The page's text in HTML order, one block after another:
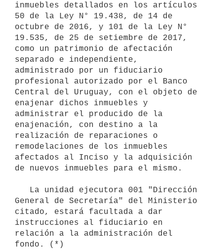
inmuebles detallados en los artículos
50 de la Ley N° 19.438, de 14 de
octubre de 2016, y 101 de la Ley N°
19.535, de 25 de setiembre de 2017,
como un patrimonio de afectación
separado e independiente,
administrado por un fiduciario
profesional autorizado por el Banco
Central del Uruguay, con el objeto de
enajenar dichos inmuebles y
administrar el producido de la
enajenación, con destino a la
realización de reparaciones o
remodelaciones de los inmuebles
afectados al Inciso y la adquisición
de nuevos inmuebles para el mismo.
General de Secretaría" del Ministerio
citado, estará facultada a dar
instrucciones al fiduciario en
relación a la administración del